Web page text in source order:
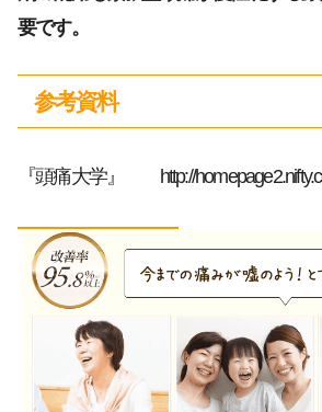
要です。
参考資料
『頭痛大学』 http://